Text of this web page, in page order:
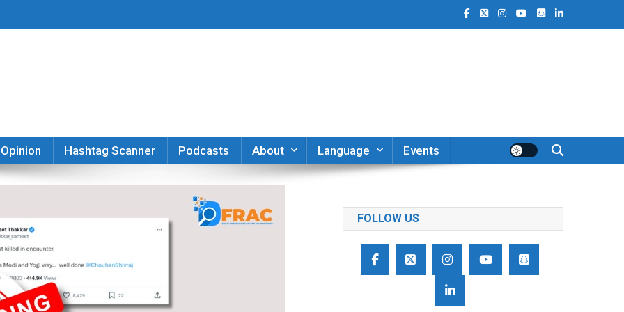
Opinion Hashtag Scanner Podcasts About Language Events
FOLLOW US